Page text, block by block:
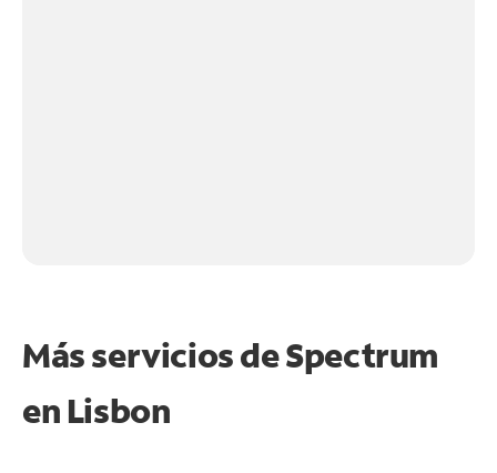
Más servicios de Spectrum
en Lisbon